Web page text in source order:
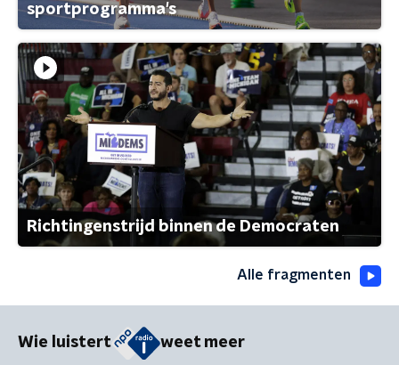
sportprogramma's
Richtingenstrijd binnen de Democraten
Alle fragmenten
Wie luistert weet meer